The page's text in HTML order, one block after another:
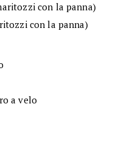
con la panna)
con la panna)
a velo